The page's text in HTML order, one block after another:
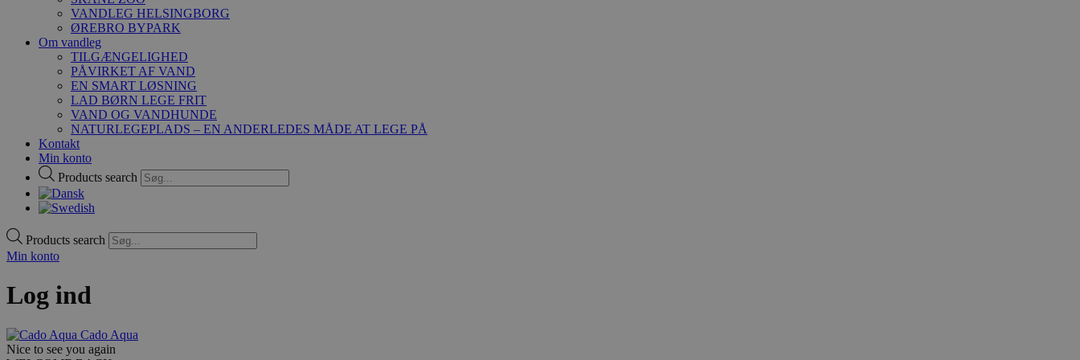
VANDLEG HELSINGBORG
ØREBRO BYPARK
Om vandleg
TILGÆNGELIGHED
PÅVIRKET AF VAND
EN SMART LØSNING
LAD BØRN LEGE FRIT
VAND OG VANDHUNDE
NATURLEGEPLADS – EN ANDERLEDES MÅDE AT LEGE PÅ
Kontakt
Min konto
Products search
Products search
Min konto
Log ind
Cado Aqua
Nice to see you again